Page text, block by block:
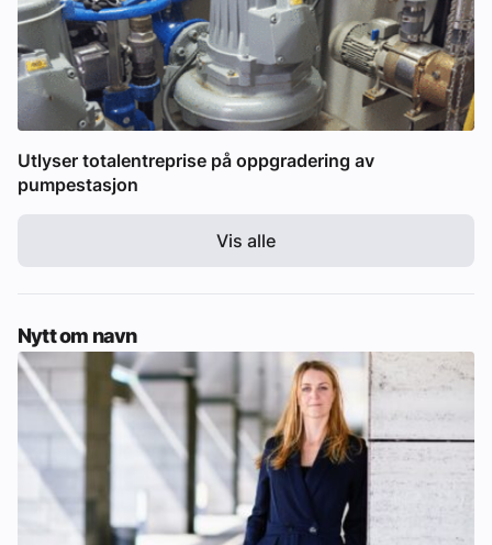
Utlyser totalentreprise på oppgradering av
pumpestasjon
Vis alle
Nytt om navn